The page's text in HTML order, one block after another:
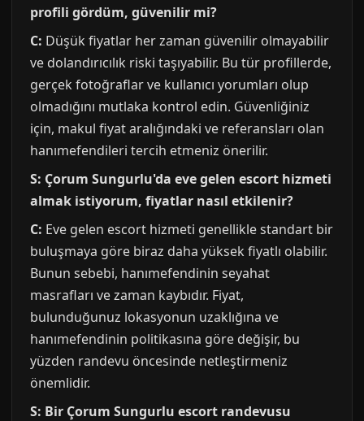
profili gördüm, güvenilir mi?
C: Düşük fiyatlar her zaman güvenilir olmayabilir
ve dolandırıcılık riski taşıyabilir. Bu tür profillerde,
gerçek fotoğraflar ve kullanıcı yorumları olup
olmadığını mutlaka kontrol edin. Güvenliğiniz
için, makul fiyat aralığındaki ve referansları olan
hanımefendileri tercih etmeniz önerilir.
S: Çorum Sungurlu'da eve gelen escort hizmeti
almak istiyorum, fiyatlar nasıl etkilenir?
C: Eve gelen escort hizmeti genellikle standart bir
buluşmaya göre biraz daha yüksek fiyatlı olabilir.
Bunun sebebi, hanımefendinin seyahat
masrafları ve zaman kaybıdır. Fiyat,
bulunduğunuz lokasyonun uzaklığına ve
hanımefendinin politikasına göre değişir, bu
yüzden randevu öncesinde netleştirmeniz
önemlidir.
S: Bir Çorum Sungurlu escort randevusu